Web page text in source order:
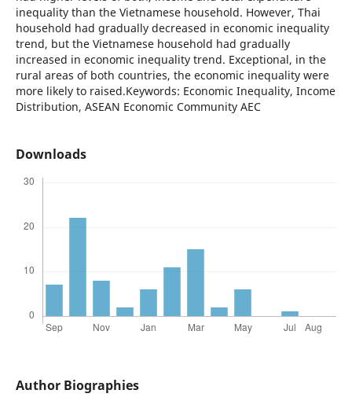
inequality than the Vietnamese household. However, Thai
household had gradually decreased in economic inequality
trend, but the Vietnamese household had gradually
increased in economic inequality trend. Exceptional, in the
rural areas of both countries, the economic inequality were
more likely to raised.Keywords: Economic Inequality, Income
Distribution, ASEAN Economic Community AEC
Downloads
Author Biographies